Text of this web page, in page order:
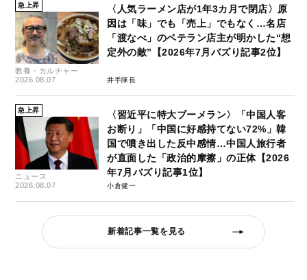
急上昇
教養・カルチャー
2026.08.07
〈人気ラーメン店が1年3カ月で閉店〉原
因は「味」でも「売上」でもなく…名店
「渡なべ」のベテラン店主が明かした“想
定外の敵”【2026年7月バズり記事2位】
井手隊長
急上昇
ニュース
2026.08.07
〈習近平に特大ブーメラン〉「中国人客
お断り」「中国に好感持てない72%」韓
国で噴き出した反中感情…中国人旅行者
が直面した「政治的摩擦」の正体【2026
年7月バズり記事1位】
小倉健一
新着記事一覧を見る